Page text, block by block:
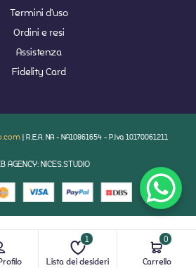
Lista dei desideri
1
Carrello
0
Termini d'uso
Ordini e resi
Assistenza
Fidelity Card
| R.E.A. NA - NA10861654 - P.Iva 10170061211
AGENCY: NICES.STUDIO